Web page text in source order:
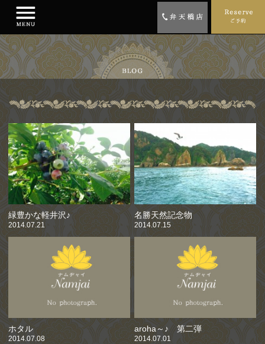
緑豊かな軽井沢♪
2014.07.21
名勝天然記念物
2014.07.15
ホタル
2014.07.08
aroha～♪ 第二弾
2014.07.01